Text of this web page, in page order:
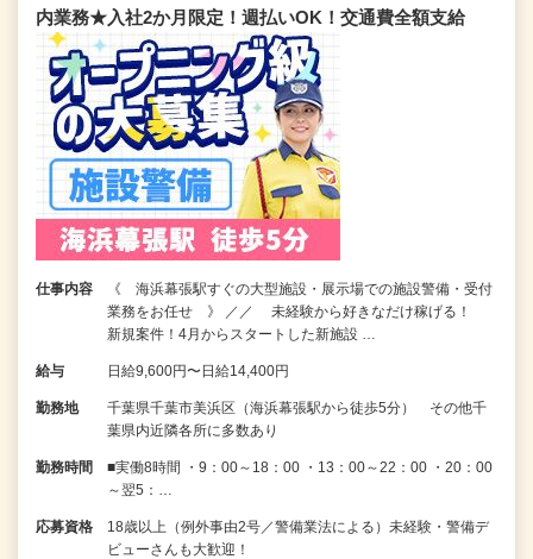
内業務★入社2か月限定！週払いOK！交通費全額支給
仕事内容
《 海浜幕張駅すぐの大型施設・展示場での施設警備・受付
業務をお任せ 》 ／／ 未経験から好きなだけ稼げる！
新規案件！4月からスタートした新施設 …
給与 日給9,600円〜日給14,400円
勤務地
千葉県千葉市美浜区（海浜幕張駅から徒歩5分） その他千
葉県内近隣各所に多数あり
勤務時間
■実働8時間 ・9：00～18：00 ・13：00～22：00 ・20：00
～翌5：…
応募資格
18歳以上（例外事由2号／警備業法による）未経験・警備デ
ビューさんも大歓迎！